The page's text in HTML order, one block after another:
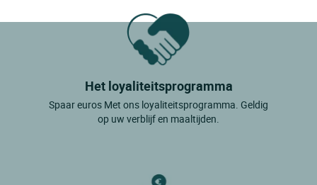
Het loyaliteitsprogramma
Spaar euros Met ons loyaliteitsprogramma. Geldig
op uw verblijf en maaltijden.